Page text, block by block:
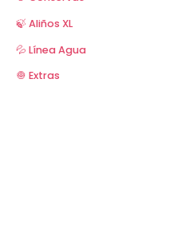
🍃 Aliños XL
💦 Línea Agua
🧅 Extras